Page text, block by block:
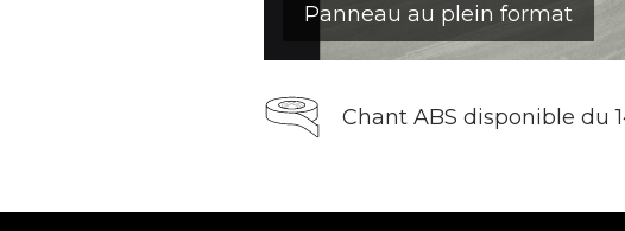
Panneau au plein format
Chant ABS disponible du